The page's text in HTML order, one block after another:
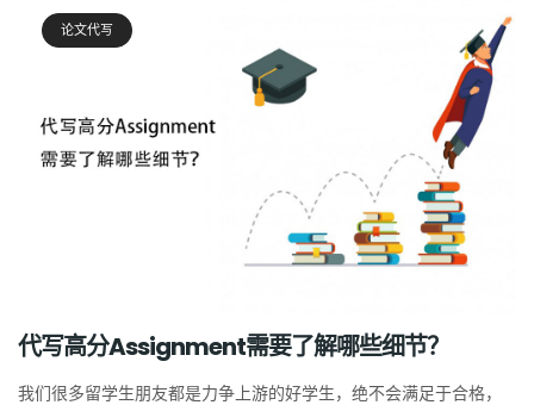
论文代写
代写高分Assignment需要了解哪些细节？
我们很多留学生朋友都是力争上游的好学生，绝不会满足于合格，